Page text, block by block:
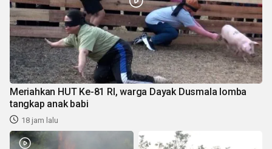
Meriahkan HUT Ke-81 RI, warga Dayak Dusmala lomba
tangkap anak babi
18 jam lalu